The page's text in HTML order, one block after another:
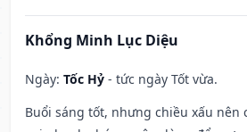
Khổng Minh Lục Diệu
Ngày: Tốc Hỷ - tức ngày Tốt vừa.
Buổi sáng tốt, nhưng chiều xấu nên